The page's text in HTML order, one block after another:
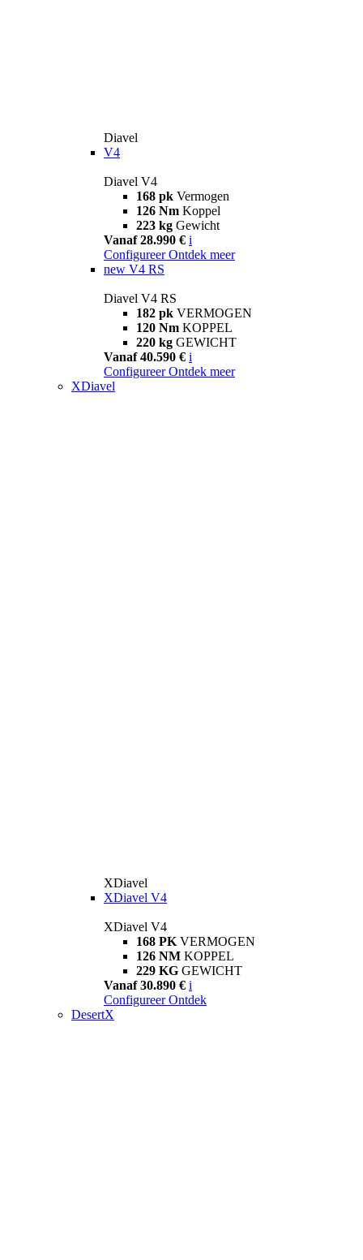
Diavel
V4
Diavel V4
168 pk Vermogen
126 Nm Koppel
223 kg Gewicht
Vanaf 28.990 € i
Configureer Ontdek meer
new V4 RS
Diavel V4 RS
182 pk VERMOGEN
120 Nm KOPPEL
220 kg GEWICHT
Vanaf 40.590 € i
Configureer Ontdek meer
XDiavel
XDiavel
XDiavel V4
XDiavel V4
168 PK VERMOGEN
126 NM KOPPEL
229 KG GEWICHT
Vanaf 30.890 € i
Configureer Ontdek
DesertX